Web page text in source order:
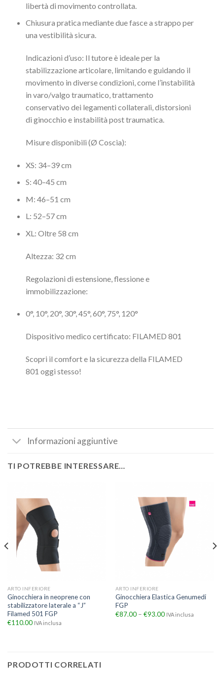
libertà di movimento controllata.
Chiusura pratica mediante due fasce a strappo per
una vestibilità sicura.
Indicazioni d’uso: Il tutore è ideale per la
stabilizzazione articolare, limitando e guidando il
movimento in diverse condizioni, come l’instabilità
in varo/valgo traumatico, trattamento
conservativo dei legamenti collaterali, distorsioni
di ginocchio e instabilità post traumatica.
Misure disponibili (Ø Coscia):
XS: 34–39 cm
S: 40–45 cm
M: 46–51 cm
L: 52–57 cm
XL: Oltre 58 cm
Altezza: 32 cm
Regolazioni di estensione, flessione e
immobilizzazione:
0°, 10°, 20°, 30°, 45°, 60°, 75°, 120°
Dispositivo medico certificato: FILAMED 801
Scopri il comfort e la sicurezza della FILAMED
801 oggi stesso!
Informazioni aggiuntive
TI POTREBBE INTERESSARE…
ARTO INFERIORE
Ginocchiera in neoprene con
stabilizzatore laterale a “J”
Filamed 501 FGP
€110.00 IVA inclusa
ARTO INFERIORE
Ginocchiera Elastica Genumedi
FGP
€87.00– €93.00 IVA inclusa
PRODOTTI CORRELATI